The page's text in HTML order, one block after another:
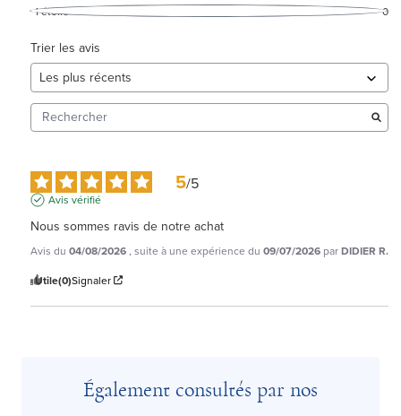
1étoile 0
Trier les avis
5/5
Avis vérifié
Nous sommes ravis de notre achat
Avis du 04/08/2026, suite à une expérience du 09/07/2026 parDIDIER R.
Utile(0)Signaler
Également consultés par nos